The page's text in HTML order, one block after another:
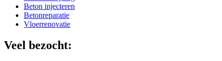
Beton injecteren
Betonreparatie
Vloerrenovatie
Veel bezocht: